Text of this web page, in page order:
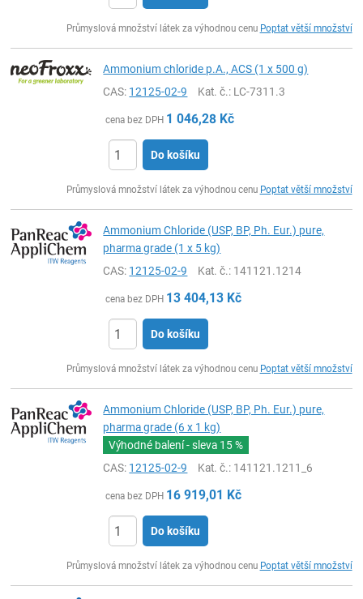
Průmyslová množství látek za výhodnou cenu Poptat větší množství
Ammonium chloride p.A., ACS (1 x 500 g)
CAS: 12125-02-9 Kat. č.: LC-7311.3
cena bez DPH 1 046,28 Kč
Do košíku
Průmyslová množství látek za výhodnou cenu Poptat větší množství
Ammonium Chloride (USP, BP, Ph. Eur.) pure,
pharma grade (1 x 5 kg)
CAS: 12125-02-9 Kat. č.: 141121.1214
cena bez DPH 13 404,13 Kč
Do košíku
Průmyslová množství látek za výhodnou cenu Poptat větší množství
Ammonium Chloride (USP, BP, Ph. Eur.) pure,
pharma grade (6 x 1 kg)
Výhodné balení - sleva 15 %
CAS: 12125-02-9 Kat. č.: 141121.1211_6
cena bez DPH 16 919,01 Kč
Do košíku
Průmyslová množství látek za výhodnou cenu Poptat větší množství